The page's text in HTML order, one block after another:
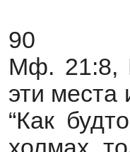
90
Мф. 21:8,
эти места
“Как